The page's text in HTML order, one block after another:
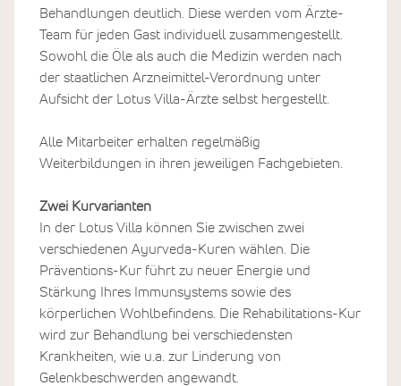
Behandlungen deutlich. Diese werden vom Ärzte-
Team für jeden Gast individuell zusammengestellt.
Sowohl die Öle als auch die Medizin werden nach
der staatlichen Arzneimittel-Verordnung unter
Aufsicht der Lotus Villa-Ärzte selbst hergestellt.
Alle Mitarbeiter erhalten regelmäßig
Weiterbildungen in ihren jeweiligen Fachgebieten.
Zwei Kurvarianten
In der Lotus Villa können Sie zwischen zwei
verschiedenen Ayurveda-Kuren wählen. Die
Präventions-Kur führt zu neuer Energie und
Stärkung Ihres Immunsystems sowie des
körperlichen Wohlbefindens. Die Rehabilitations-Kur
wird zur Behandlung bei verschiedensten
Krankheiten, wie u.a. zur Linderung von
Gelenkbeschwerden angewandt.